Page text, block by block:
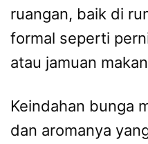
ruangan, baik di
formal seperti
atau jamuan
Keindahan bunga
dan aromanya